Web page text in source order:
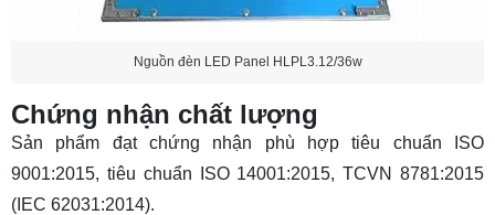
Nguồn đèn LED Panel HLPL3.12/36w
Chứng nhận chất lượng
Sản phẩm đạt chứng nhận phù hợp tiêu chuẩn ISO
9001:2015, tiêu chuẩn ISO 14001:2015, TCVN 8781:2015
(IEC 62031:2014).